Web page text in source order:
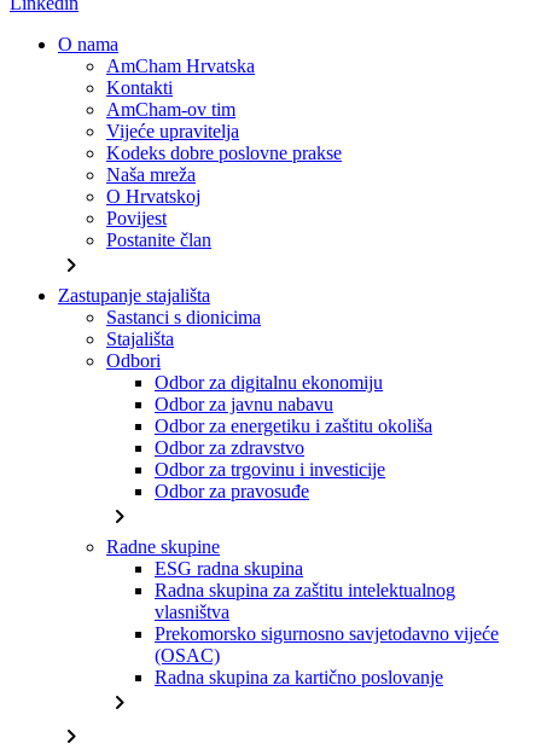
O nama
AmCham Hrvatska
Kontakti
AmCham-ov tim
Vijeće upravitelja
Kodeks dobre poslovne prakse
Naša mreža
O Hrvatskoj
Povijest
Postanite član
chevron_right
Zastupanje stajališta
Sastanci s dionicima
Stajališta
Odbori
Odbor za digitalnu ekonomiju
Odbor za javnu nabavu
Odbor za energetiku i zaštitu okoliša
Odbor za zdravstvo
Odbor za trgovinu i investicije
Odbor za pravosuđe
chevron_right
Radne skupine
ESG radna skupina
Radna skupina za zaštitu intelektualnog
vlasništva
Prekomorsko sigurnosno savjetodavno vijeće
(OSAC)
Radna skupina za kartično poslovanje
chevron_right
chevron_right